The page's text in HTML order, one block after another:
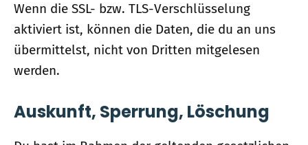
Wenn die SSL- bzw. TLS-Verschlüsselung
aktiviert ist, können die Daten, die du an uns
übermittelst, nicht von Dritten mitgelesen
werden.
Auskunft, Sperrung, Löschung